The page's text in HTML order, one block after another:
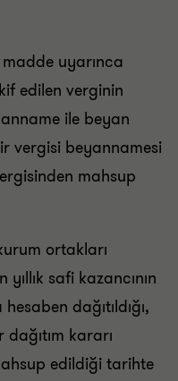
uyarınca
edilen verginin
ile beyan
vergisi beyannamesi
mahsup
ortakları
safi kazancının
dağıtıldığı,
kararı
edildiği tarihte